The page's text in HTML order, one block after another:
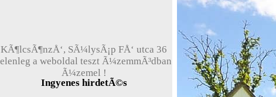
Jelenleg a weboldal teszt Ã¼zemmÃ³dban
Ã¼zemel !
Ingyenes hirdetÃ©s